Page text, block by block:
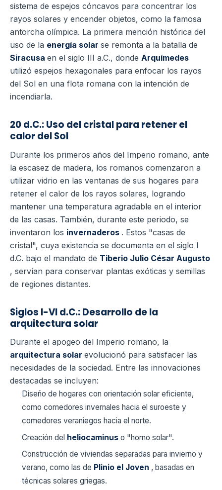
sistema de espejos cóncavos para concentrar los
rayos solares y encender objetos, como la famosa
antorcha olímpica. La primera mención histórica del
uso de la energía solar se remonta a la batalla de
Siracusa en el siglo III a.C., donde Arquímedes
utilizó espejos hexagonales para enfocar los rayos
del Sol en una flota romana con la intención de
incendiarla.
20 d.C.: Uso del cristal para retener el
calor del Sol
Durante los primeros años del Imperio romano, ante
la escasez de madera, los romanos comenzaron a
utilizar vidrio en las ventanas de sus hogares para
retener el calor de los rayos solares, logrando
mantener una temperatura agradable en el interior
de las casas. También, durante este periodo, se
inventaron los invernaderos . Estos "casas de
cristal", cuya existencia se documenta en el siglo I
d.C. bajo el mandato de Tiberio Julio César Augusto
, servían para conservar plantas exóticas y semillas
de regiones distantes.
Siglos I-VI d.C.: Desarrollo de la
arquitectura solar
Durante el apogeo del Imperio romano, la
arquitectura solar evolucionó para satisfacer las
necesidades de la sociedad. Entre las innovaciones
destacadas se incluyen:
Diseño de hogares con orientación solar eficiente,
como comedores invernales hacia el suroeste y
comedores veraniegos hacia el norte.
Creación del heliocaminus o "horno solar".
Construcción de viviendas separadas para invierno y
verano, como las de Plinio el Joven , basadas en
técnicas solares griegas.